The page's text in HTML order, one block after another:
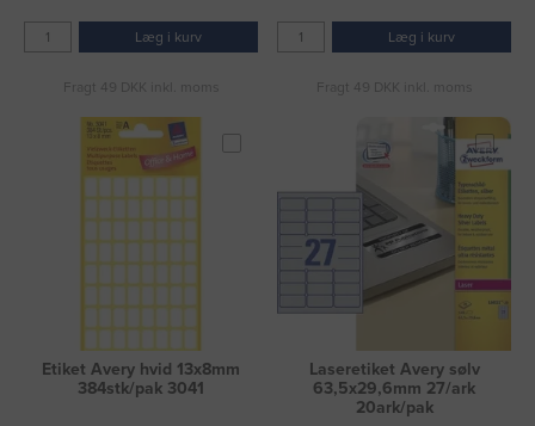
Læg i kurv
Fragt 49 DKK inkl. moms
Læg i kurv
Fragt 49 DKK inkl. moms
Etiket Avery hvid 13x8mm
384stk/pak 3041
Laseretiket Avery sølv
63,5x29,6mm 27/ark
20ark/pak